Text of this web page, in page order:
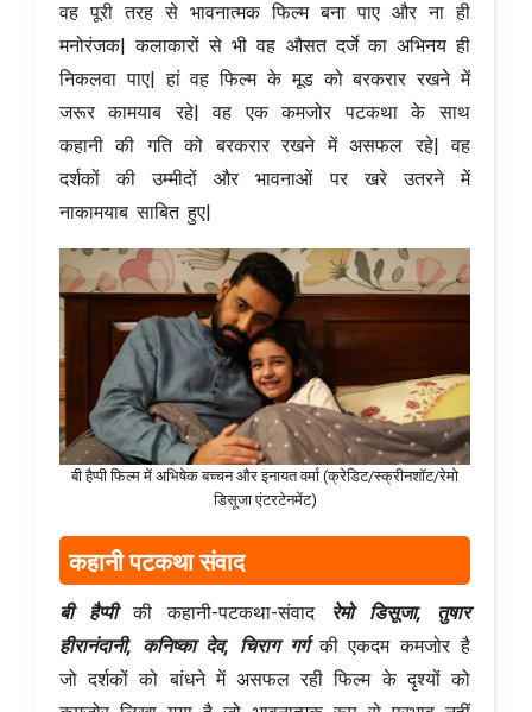
वह पूरी तरह से भावनात्मक फिल्म बना पाए और ना ही
मनोरंजक| कलाकारों से भी वह औसत दर्जे का अभिनय ही
निकलवा पाए| हां वह फिल्म के मूड को बरकरार रखने में
जरूर कामयाब रहे| वह एक कमजोर पटकथा के साथ
कहानी की गति को बरकरार रखने में असफल रहे| वह
दर्शकों की उम्मीदों और भावनाओं पर खरे उतरने में
नाकामयाब साबित हुए|
बी हैप्पी फिल्म में अभिषेक बच्चन और इनायत वर्मा (क्रेडिट/स्क्रीनशॉट/रेमो
डिसूजा एंटरटेनमेंट)
कहानी पटकथा संवाद
बी हैप्पीकी कहानी-पटकथा-संवाद रेमो डिसूजा, तुषार
हीरानंदानी, कनिष्का देव, चिराग गर्गकी एकदम कमजोर है
जो दर्शकों को बांधने में असफल रही फिल्म के दृश्यों को